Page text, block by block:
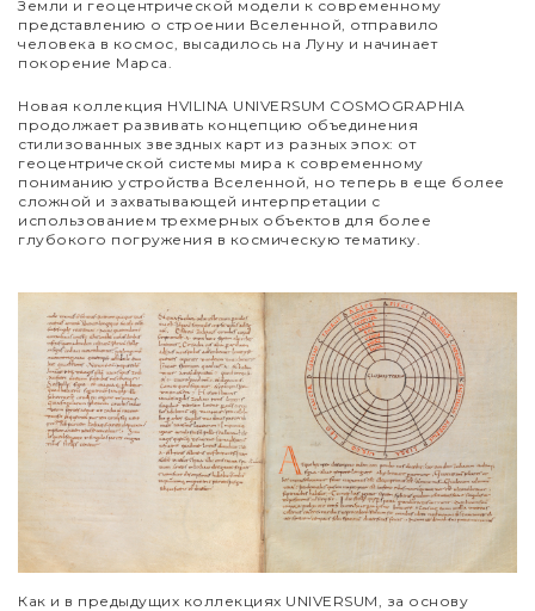
Земли и геоцентрической модели к современному
представлению о строении Вселенной, отправило
человека в космос, высадилось на Луну и начинает
покорение Марса.
Новая коллекция HVILINA UNIVERSUM COSMOGRAPHIA
продолжает развивать концепцию объединения
стилизованных звездных карт из разных эпох: от
геоцентрической системы мира к современному
пониманию устройства Вселенной, но теперь в еще более
сложной и захватывающей интерпретации с
использованием трехмерных объектов для более
глубокого погружения в космическую тематику.
Как и в предыдущих коллекциях UNIVERSUM, за основу